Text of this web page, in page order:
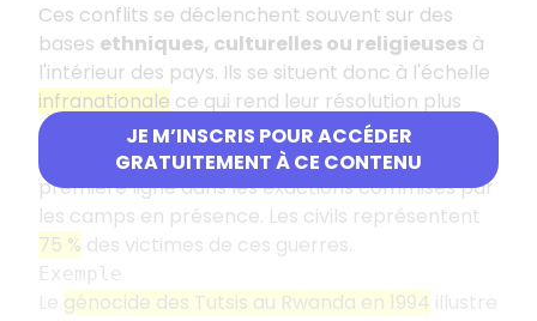
JE M’INSCRIS POUR ACCÉDER
GRATUITEMENT À CE CONTENU
Ces conflits se déclenchent souvent sur des
bases ethniques, culturelles ou religieuses à
l'intérieur des pays. Ils se situent donc à l'échelle
infranationale ce qui rend leur résolution plus
difficile encore. Ce sont en outre des conflits
dans lesquels les populations civiles sont en
première ligne dans les exactions commises par
les camps en présence. Les civils représentent
75 % des victimes de ces guerres.
Exemple
génocide des Tutsis au Rwanda en 1994